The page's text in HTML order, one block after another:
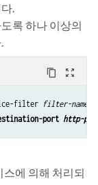
.
록 하나 이상의
content_copy zoom_out_map
filter filter-name
port http-
에 의해 처리되